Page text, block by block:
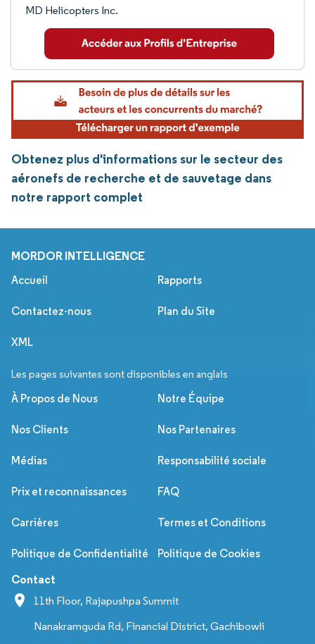
MD Helicopters Inc.
Obtenez plus d'informations sur le secteur des
aéronefs de recherche et de sauvetage dans
notre rapport complet
MORDOR INTELLIGENCE
Accueil Rapports
Contactez-nous Plan du Site
XML
Les pages suivantes sont disponibles en anglais
À Propos de Nous Notre Équipe
Nos Clients Nos Partenaires
Médias Responsabilité sociale
Prix et reconnaissances FAQ
Carrières Termes et Conditions
Politique de Confidentialité Politique de Cookies
Contact
11th Floor, Rajapushpa Summit
Nanakramguda Rd, Financial District, Gachibowli